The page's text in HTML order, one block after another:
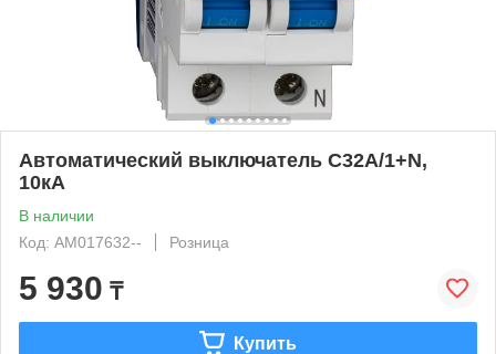
Автоматический выключатель C32А/1+N,
10кА
В наличии
Код: AM017632--
Розница
5 930 ₸
Купить